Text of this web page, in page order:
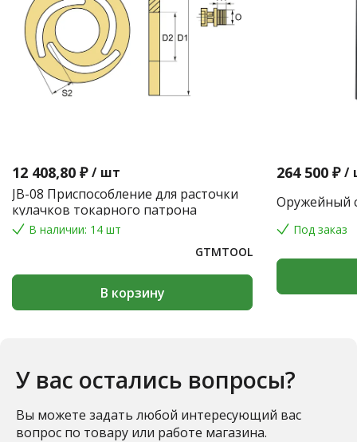
12 408,80 ₽ / шт
JB-08 Приспособление для расточки
кулачков токарного патрона
В наличии: 14 шт
GTMTOOL
В корзину
264 500 ₽ /
Оружейный
Под заказ
У вас остались вопросы?
Вы можете задать любой интересующий вас
вопрос по товару или работе магазина.